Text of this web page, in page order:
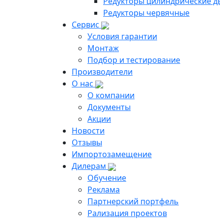
Редукторы червячные
Сервис
Условия гарантии
Монтаж
Подбор и тестирование
Производители
О нас
О компании
Документы
Акции
Новости
Отзывы
Импортозамещение
Дилерам
Обучение
Реклама
Партнерский портфель
Рализация проектов